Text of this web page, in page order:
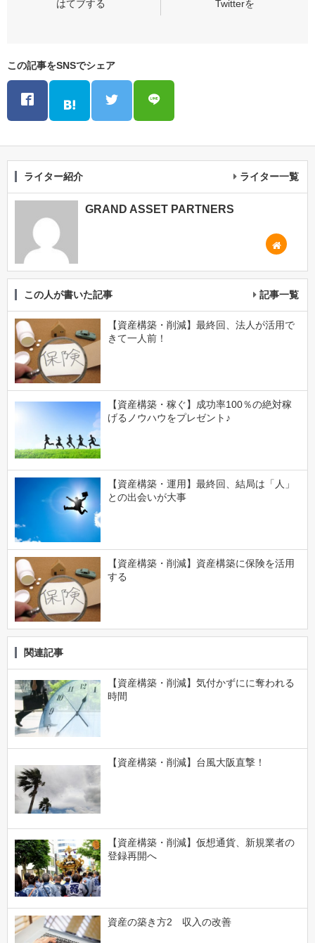
この記事をSNSでシェア
ライター紹介 ライター一覧
GRAND ASSET PARTNERS
この人が書いた記事 記事一覧
【資産構築・削減】最終回、法人が活用で
きて一人前！
【資産構築・稼ぐ】成功率100％の絶対稼
げるノウハウをプレゼント♪
【資産構築・運用】最終回、結局は「人」
との出会いが大事
【資産構築・削減】資産構築に保険を活用
する
関連記事
【資産構築・削減】気付かずにに奪われる
時間
【資産構築・削減】台風大阪直撃！
【資産構築・削減】仮想通貨、新規業者の
登録再開へ
資産の築き方2 収入の改善